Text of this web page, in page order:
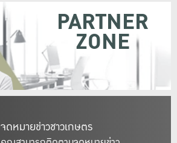
จดหมายข่าวชาวเกษตร
PARTNER
ZONE